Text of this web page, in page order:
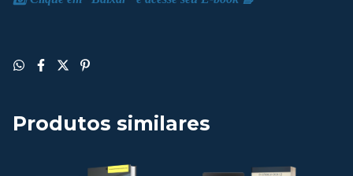
Produtos similares